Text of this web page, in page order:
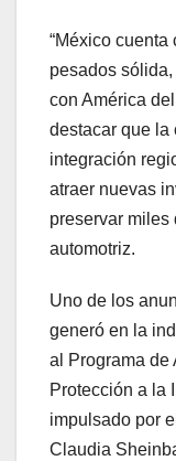
“México
pesados
con América
destacar que la
integración
atraer nuevas
preservar miles
automotriz.
Uno de los
generó en la
al Programa de
Protección a la
impulsado por
Claudia